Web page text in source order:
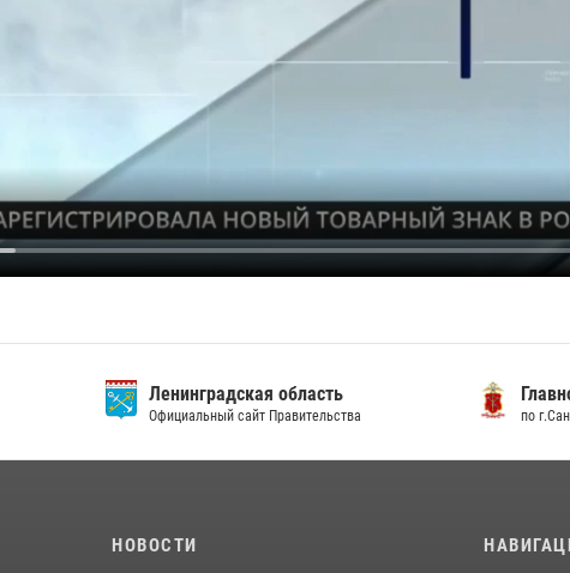
Ленинградская область
Официальный сайт Правительства по
НОВОСТИ